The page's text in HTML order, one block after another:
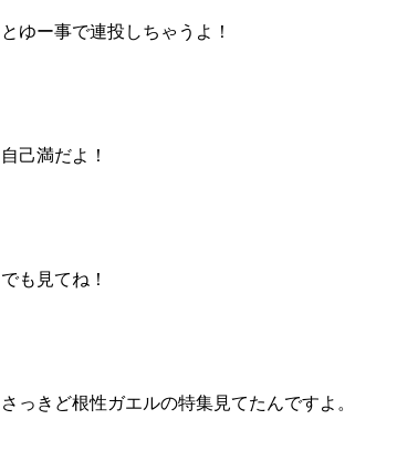
とゆー事で連投しちゃうよ！
自己満だよ！
でも見てね！
さっきど根性ガエルの特集見てたんですよ。